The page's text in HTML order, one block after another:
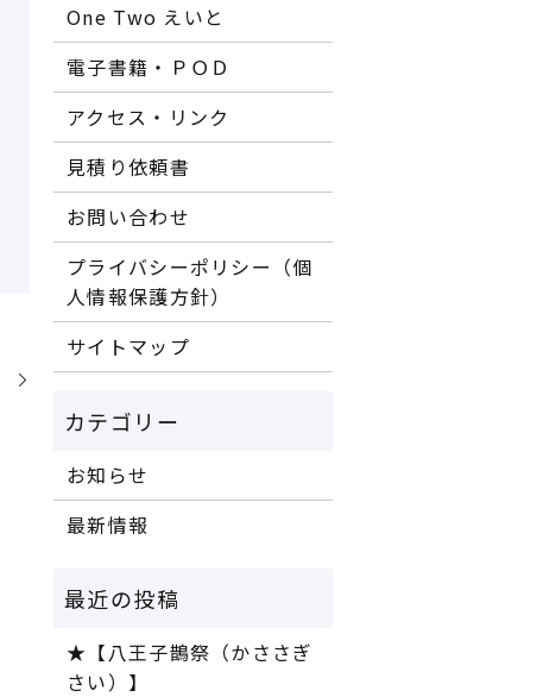
One Two えいと
電子書籍・ＰＯＤ
アクセス・リンク
見積り依頼書
お問い合わせ
プライバシーポリシー（個
人情報保護方針）
サイトマップ
お知らせ
最新情報
★【八王子鵲祭（かささぎ
さい）】